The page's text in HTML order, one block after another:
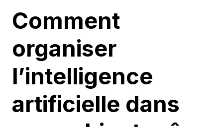
Comment
organiser
l’intelligence
artificielle dans